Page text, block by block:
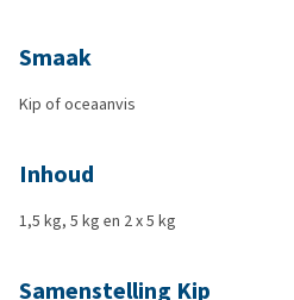
Smaak
Kip of oceaanvis
Inhoud
1,5 kg, 5 kg en 2 x 5 kg
Samenstelling Kip